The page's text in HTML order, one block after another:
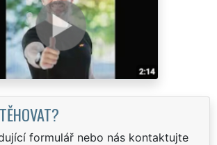
formulář nebo nás kontaktujte